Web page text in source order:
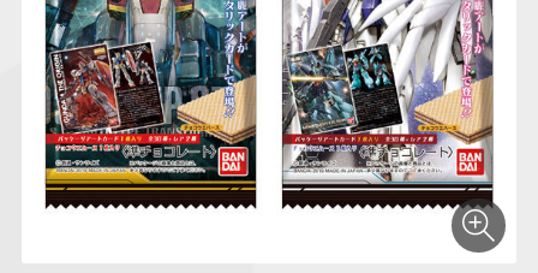
仮面ライダーシリー
ズ
ガンダムシリーズ アンパンマン たまご
キャラパキ
にふぉるめーしょん
＆スクエアシール
ポケモンスケールワ
ールド